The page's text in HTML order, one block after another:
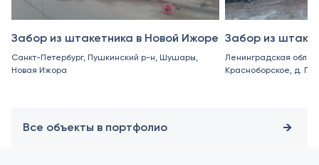
Забор из штакетника в Новой Ижоре
Санкт-Петербург, Пушкинский р-н, Шушары,
Новая Ижора
Забор из
Ленинградская
Красноборское, д.
Все объекты в портфолио